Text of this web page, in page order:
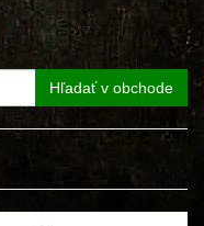
Hľadať v obchode